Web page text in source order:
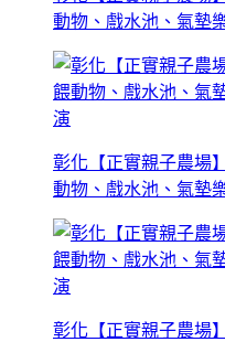
動物、戲水池、氣墊
彰化【正實親子農場
動物、戲水池、氣墊
彰化【正實親子農場